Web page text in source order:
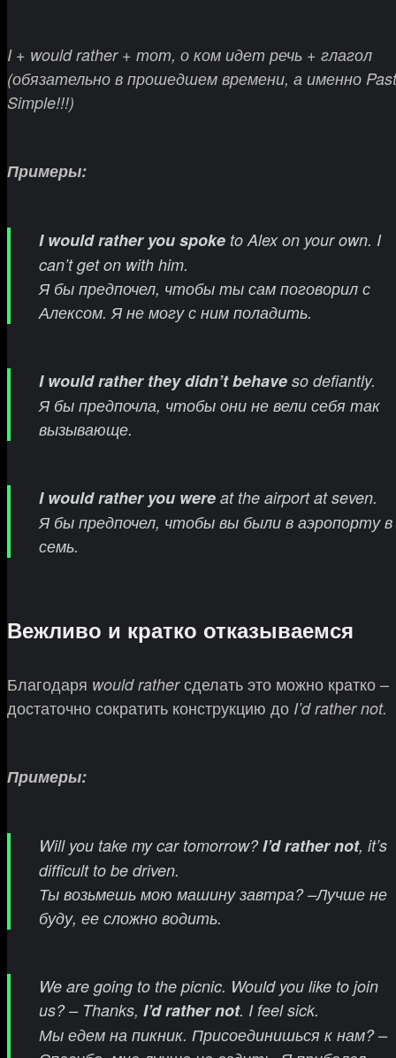
I + would rather + тот, о ком идет речь + глагол
(обязательно в прошедшем времени, а именно Past
Simple!!!)
Примеры:
I would rather you spoke to Alex on your own. I
can’t get on with him.
Я бы предпочел, чтобы ты сам поговорил с
Алексом. Я не могу с ним поладить.
I would rather they didn’t behave so defiantly.
Я бы предпочла, чтобы они не вели себя так
вызывающе.
I would rather you were at the airport at seven.
Я бы предпочел, чтобы вы были в аэропорту в
семь.
Вежливо и кратко отказываемся
Благодаря would ratherсделать это можно кратко –
достаточно сократить конструкцию до I’d rather not.
Примеры:
Will you take my car tomorrow?I’d rather not, it’s
difficult to be driven.
Ты возьмешь мою машину завтра? –Лучше не
буду, ее сложно водить.
We are going to the picnic. Would you like to join
us? – Thanks, I’d rather not. I feel sick.
Мы едем на пикник. Присоединишься к нам? –